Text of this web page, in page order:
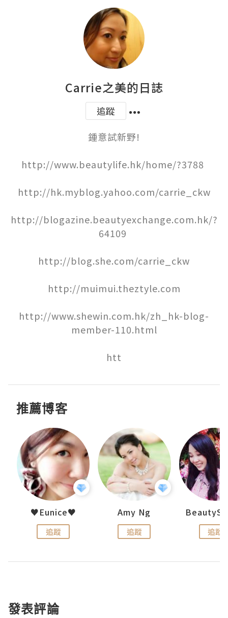
Carrie之美的日誌
追蹤
鍾意試新野!
http://www.beautylife.hk/home/?3788
http://hk.myblog.yahoo.com/carrie_ckw
http://blogazine.beautyexchange.com.hk/?
64109
http://blog.she.com/carrie_ckw
http://muimui.theztyle.com
http://www.shewin.com.hk/zh_hk-blog-
member-110.html
htt
推薦博客
♥Eunice♥
追蹤
Amy Ng
追蹤 追蹤
發表評論